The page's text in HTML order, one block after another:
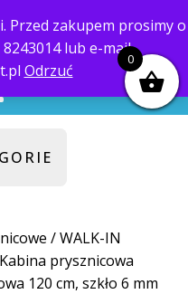
Przed zakupem prosimy o
lub e-mail
Odrzuć
22 559-10-50
/WALK-IN
prysznicowa
120 cm, szkło 6 mm
0